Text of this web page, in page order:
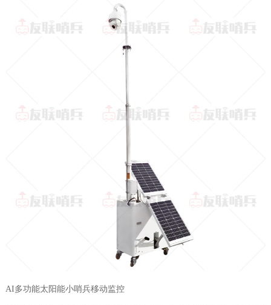
AI多功能太阳能小哨兵移动监控